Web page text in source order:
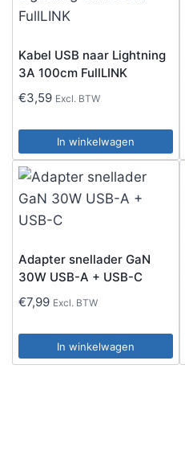
Kabel USB naar Lightning
3A 100cm FullLINK
€3,59 Excl. BTW
In winkelwagen
Adapter snellader GaN
30W USB-A + USB-C
€7,99 Excl. BTW
In winkelwagen